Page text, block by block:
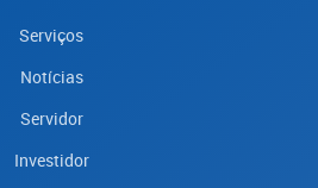
Serviços
Notícias
Servidor
Investidor